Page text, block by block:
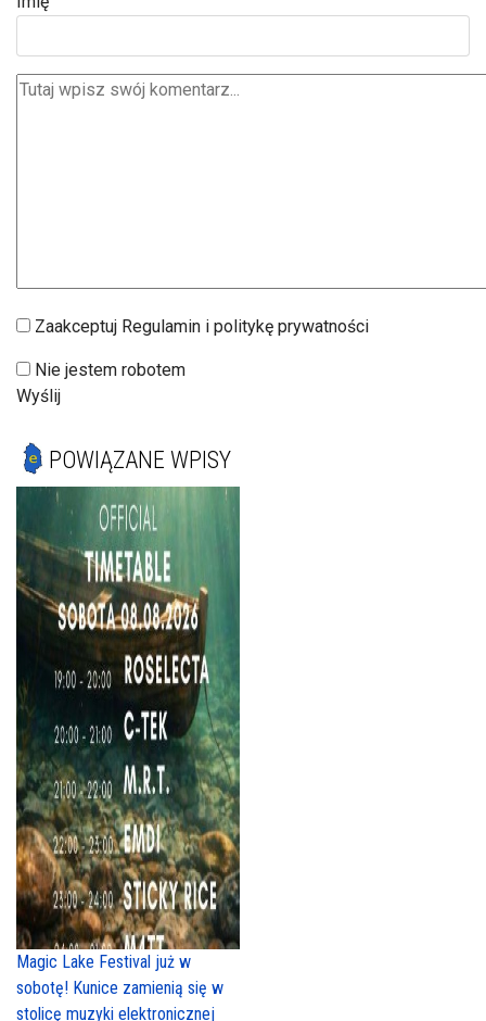
Zaakceptuj Regulamin i politykę prywatności
Nie jestem robotem
Wyślij
POWIĄZANE WPISY
Magic Lake Festival już w
sobotę! Kunice zamienią się w
stolicę muzyki elektronicznej